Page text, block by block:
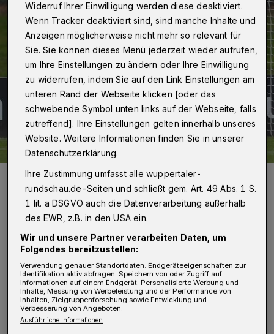
Doppeltes Pech: WSV-Keeper Sebastian Wickl flog hier vergeblich,
prallte mit dem Kopf gegen den Pfosten, zog sich eine
Gehirnerschütterung zu und musste ausgewechselt werden.
Foto: Dirk Freund
Von Jörn Koldehoff
rst die Meisterschaft in der Oberliga mit
Widerruf Ihrer Einwilligung werden diese deaktiviert.
Wenn Tracker deaktiviert sind, sind manche Inhalte und
Anzeigen möglicherweise nicht mehr so relevant für
Sie. Sie können dieses Menü jederzeit wieder aufrufen,
um Ihre Einstellungen zu ändern oder Ihre Einwilligung
zu widerrufen, indem Sie auf den Link Einstellungen am
unteren Rand der Webseite klicken [oder das
schwebende Symbol unten links auf der Webseite, falls
zutreffend]. Ihre Einstellungen gelten innerhalb unseres
Website. Weitere Informationen finden Sie in unserer
Datenschutzerklärung.
Ihre Zustimmung umfasst alle wuppertaler-
rundschau.de-Seiten und schließt gem. Art. 49 Abs. 1 S.
1 lit. a DSGVO auch die Datenverarbeitung außerhalb
des EWR, z.B. in den USA ein.
Wir und unsere Partner verarbeiten Daten, um
Folgendes bereitzustellen:
Verwendung genauer Standortdaten. Endgeräteeigenschaften zur
Identifikation aktiv abfragen. Speichern von oder Zugriff auf
Informationen auf einem Endgerät. Personalisierte Werbung und
Inhalte, Messung von Werbeleistung und der Performance von
Inhalten, Zielgruppenforschung sowie Entwicklung und
Verbesserung von Angeboten.
Ausführliche Informationen